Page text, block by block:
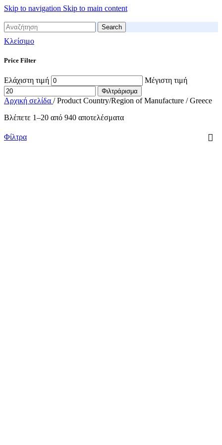
Skip to navigation Skip to main content
Search
Κλείσιμο
Price Filter
Ελάχιστη τιμή Μέγιστη τιμή
Φιλτράρισμα
Αρχική σελίδα / Product Country/Region of Manufacture / Greece
Βλέπετε 1–20 από 940 αποτελέσματα
Φίλτρα